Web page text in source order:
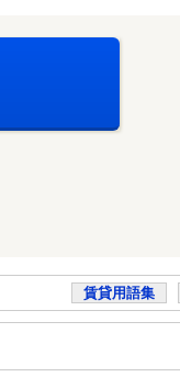
賃貸用語集